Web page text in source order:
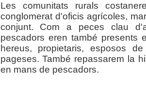
Les comunitats rurals
conglomerat d'oficis agrícoles,
conjunt. Com a peces clau
pescadors eren també presents
hereus, propietaris, esposos
pageses. També repassarem la
en mans de pescadors.